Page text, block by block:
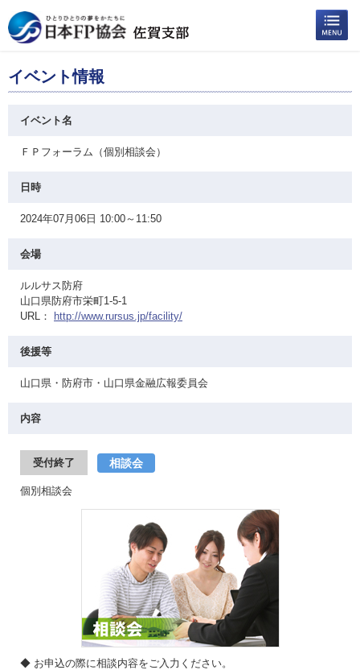
イベント情報
イベント名
ＦＰフォーラム（個別相談会）
日時
2024年07月06日 10:00～11:50
会場
ルルサス防府
山口県防府市栄町1-5-1
URL：
http://www.rursus.jp/facility/
後援等
山口県・防府市・山口県金融広報委員会
内容
受付終了 相談会
個別相談会
◆ お申込の際に相談内容をご入力ください。